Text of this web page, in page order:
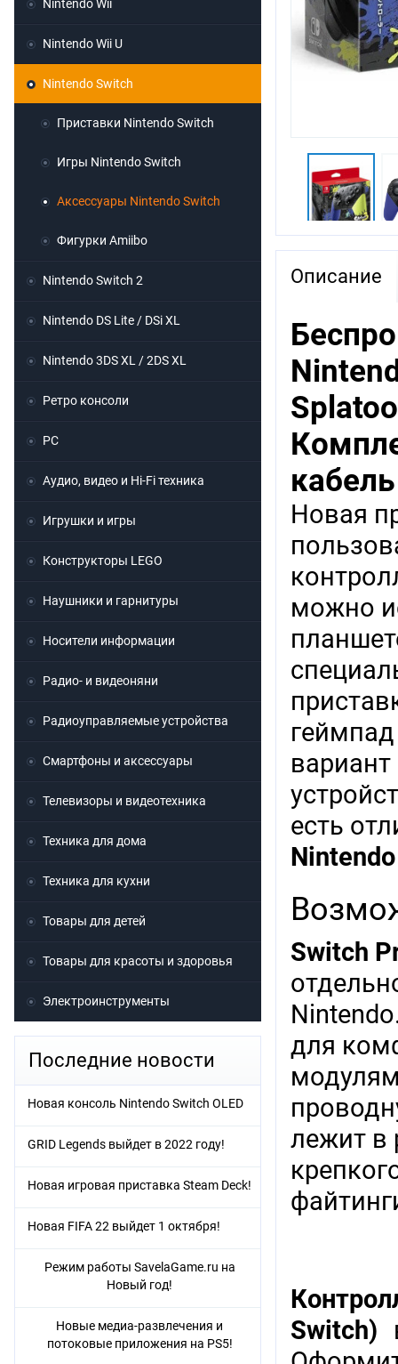
Описание
Новая
можно
есть
Switch
для
лежит в
Switch)
Nintendo Wii
Nintendo Wii U
Nintendo Switch
Приставки Nintendo Switch
Игры Nintendo Switch
Аксессуары Nintendo Switch
Фигурки Amiibo
Nintendo Switch 2
Nintendo DS Lite / DSi XL
Nintendo 3DS XL / 2DS XL
Ретро консоли
PC
Аудио, видео и Hi-Fi техника
Игрушки и игры
Конструкторы LEGO
Наушники и гарнитуры
Носители информации
Радио- и видеоняни
Радиоуправляемые устройства
Смартфоны и аксессуары
Телевизоры и видеотехника
Техника для дома
Техника для кухни
Товары для детей
Товары для красоты и здоровья
Электроинструменты
Последние новости
Новая консоль Nintendo Switch OLED
GRID Legends выйдет в 2022 году!
Новая игровая приставка Steam Deck!
Новая FIFA 22 выйдет 1 октября!
Режим работы SavelaGame.ru на
Новый год!
Новые медиа-развлечения и
потоковые приложения на PS5!